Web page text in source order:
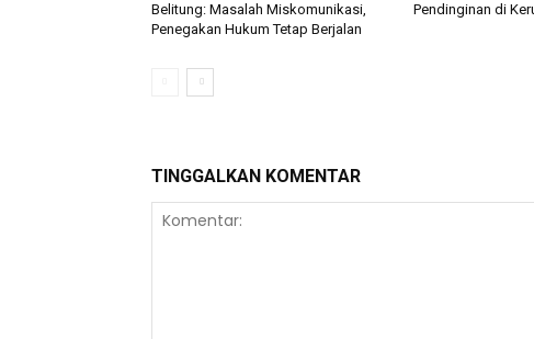
Belitung: Masalah Miskomunikasi,
Penegakan Hukum Tetap Berjalan
Pendinginan di
TINGGALKAN KOMENTAR